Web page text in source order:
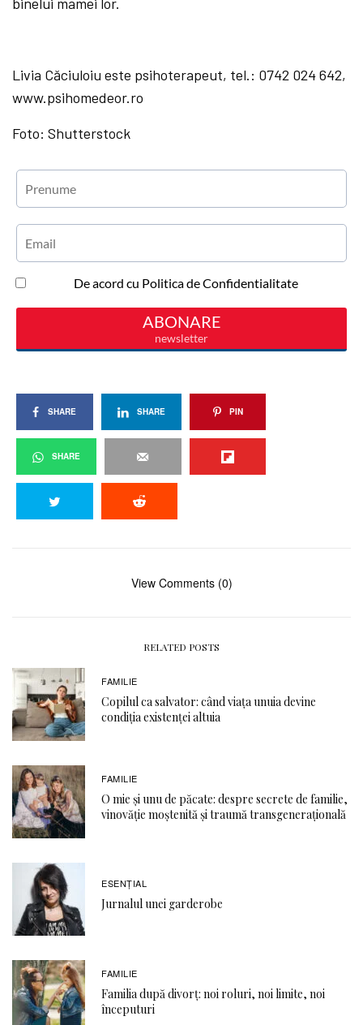
Livia Căciuloiu este psihoterapeut, tel.: 0742 024 642,
www.psihomedeor.ro
Foto: Shutterstock
SHARE SHARE PIN
SHARE
View Comments (0)
RELATED POSTS
FAMILIE
Copilul ca salvator: când viața unuia devine
condiția existenței altuia
FAMILIE
O mie și unu de păcate: despre secrete de familie,
vinovăție moștenită și traumă transgenerațională
ESENȚIAL
Jurnalul unei garderobe
FAMILIE
Familia după divorț: noi roluri, noi limite, noi
începuturi